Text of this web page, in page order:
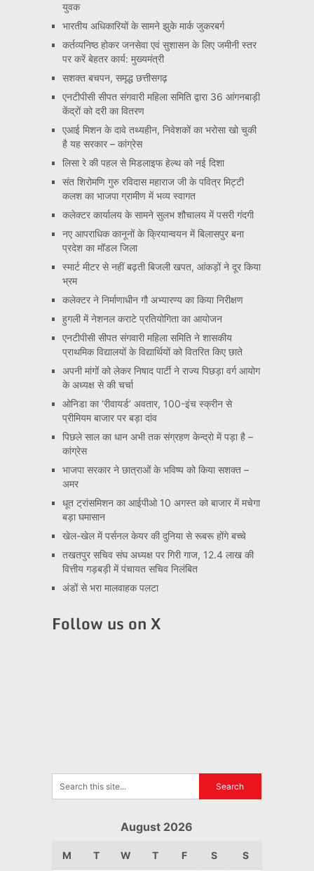
युवक
भारतीय अधिकारियों के सामने झुके मार्क जुकरबर्ग
कर्तव्यनिष्ठ होकर जनसेवा एवं सुशासन के लिए जमीनी स्तर
पर करें बेहतर कार्य: मुख्यमंत्री
सशक्त बचपन, समृद्ध छत्तीसगढ़
एनटीपीसी सीपत संगवारी महिला समिति द्वारा 36 आंगनबाड़ी
केंद्रों को दरी का वितरण
एआई मिशन के दावे तथ्यहीन, निवेशकों का भरोसा खो चुकी
है यह सरकार – कांग्रेस
लिसा रे की पहल से मिडलाइफ हेल्थ को नई दिशा
संत शिरोमणि गुरु रविदास महाराज जी के पवित्र मिट्टी
कलश का भाजपा ग्रामीण में भव्य स्वागत
कलेक्टर कार्यालय के सामने सुलभ शौचालय में पसरी गंदगी
नए आपराधिक कानूनों के क्रियान्वयन में बिलासपुर बना
प्रदेश का मॉडल जिला
स्मार्ट मीटर से नहीं बढ़ती बिजली खपत, आंकड़ों ने दूर किया
भ्रम
कलेक्टर ने निर्माणाधीन गौ अभ्यारण्य का किया निरीक्षण
हुगली में नेशनल कराटे प्रतियोगिता का आयोजन
एनटीपीसी सीपत संगवारी महिला समिति ने शासकीय
प्राथमिक विद्यालयों के विद्यार्थियों को वितरित किए छाते
अपनी मांगों को लेकर निषाद पार्टी ने राज्य पिछड़ा वर्ग आयोग
के अध्यक्ष से की चर्चा
ओनिडा का ‘रीवायर्ड’ अवतार, 100-इंच स्क्रीन से
प्रीमियम बाजार पर बड़ा दांव
पिछले साल का धान अभी तक संग्रहण केन्द्रो में पड़ा है –
कांग्रेस
भाजपा सरकार ने छात्राओं के भविष्य को किया सशक्त –
अमर
धूत ट्रांसमिशन का आईपीओ 10 अगस्त को बाजार में मचेगा
बड़ा घमासान
खेल-खेल में पर्सनल केयर की दुनिया से रूबरू होंगे बच्चे
तखतपुर सचिव संघ अध्यक्ष पर गिरी गाज, 12.4 लाख की
वित्तीय गड़बड़ी में पंचायत सचिव निलंबित
अंडों से भरा मालवाहक पलटा
Follow us on X
August 2026
M T W T F S S